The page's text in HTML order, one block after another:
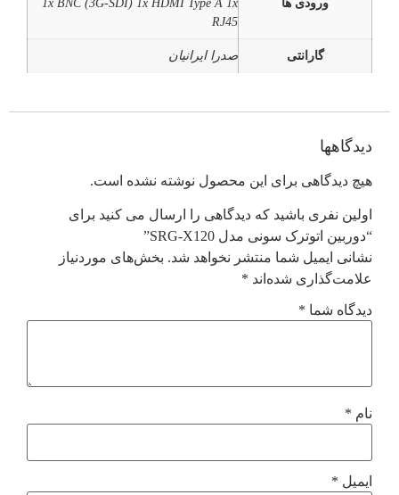
ورودی ها
1x BNC (3G-SDI) 1x HDMI Type A 1x
RJ45
گارانتی صدرا ایرانیان
دیدگاهها
هیچ دیدگاهی برای این محصول نوشته نشده است.
اولین نفری باشید که دیدگاهی را ارسال می کنید برای
“دوربین اتوترک سونی مدل SRG-X120”
نشانی ایمیل شما منتشر نخواهد شد. بخش‌های موردنیاز
علامت‌گذاری شده‌اند *
دیدگاه شما *
نام *
ایمیل *